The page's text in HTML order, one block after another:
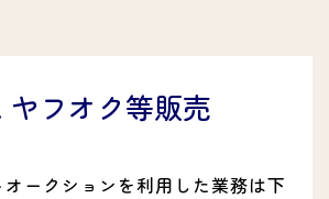
ヤフオク等販売
ークションを利用した業務は下